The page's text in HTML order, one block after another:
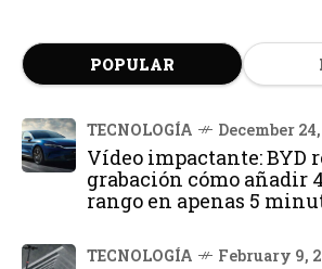
POPULAR
TECNOLOGÍA December
Vídeo impactante: BYD
grabación cómo añadir
rango en apenas 5
TECNOLOGÍA February 9,